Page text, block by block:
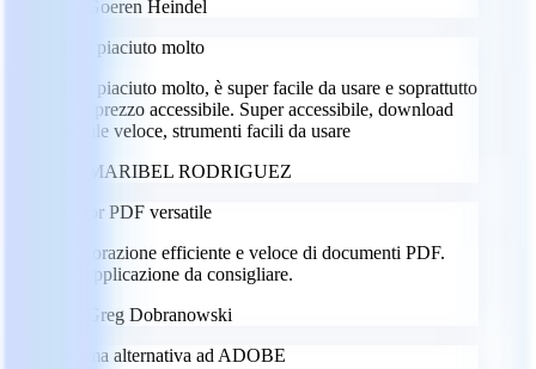
Goeren Heindel
Mi è piaciuto molto
Mi è piaciuto molto, è super facile da usare e soprattutto
a un prezzo accessibile. Super accessibile, download
dei file veloce, strumenti facili da usare
MARIBEL RODRIGUEZ
Editor PDF versatile
Elaborazione efficiente e veloce di documenti PDF.
Un'applicazione da consigliare.
Greg Dobranowski
Ottima alternativa ad ADOBE